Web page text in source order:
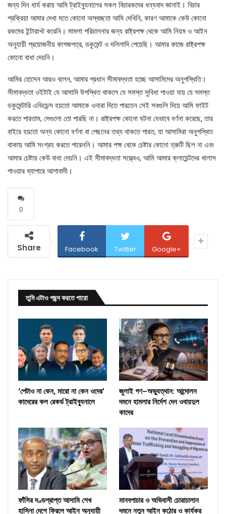
জন্য দিন ধার্য করায় আমি ট্রাইব্যুনালের সকল বিচারকদের ধন্যবাদ জানাই। বিচার
প্রক্রিয়া আমার দেখা মতে কোনো অস্বচ্ছতা আমি দেখিনি, কারণ আমাকে কেউ কোনো
রকমের ইন্টারাপ্ট করেনি। মামলা পরিচালনার জন্য রাষ্ট্রপক্ষ থেকে আমি নিয়ম ও আইন
অনুযায়ী প্রয়োজনীয় কাগজপত্র, ডকুমেন্ট ও দলিলাদি পেয়েছি। আমার কাজে রাষ্ট্রপক্ষ
কোনো বাধা দেয়নি।
আমির হোসেন আরও বলেন, আমার প্রধান সীমাবদ্ধতা হচ্ছে আসামিদের অনুপস্থিতি।
সীমাবদ্ধতা ওইটাই যে আসামি উপস্থিত থাকলে যে সমস্ত সুবিধা পাওয়া যায় যে সমস্ত
ডকুমেন্টারি এভিডেন্স হয়তো আমাকে ওনারা দিতে পারতেন সেই সবগুলি দিয়ে আমি ফাইট
করতে পারতাম, সেগুলো তো পারছি না। রাষ্ট্রপক্ষ কোনো ঘটনা যেভাবে বর্ণনা করেছে, তার
বাইরে হয়তো অন্য কোনো বর্ণনা বা পেছনের তথ্য থাকতে পারত, যা আসামিরা অনুপস্থিত
থাকায় আমি সংগ্রহ করতে পারেননি। আমার পক্ষ থেকে চেষ্টার কোনো ত্রুটি ছিল না এবং
আমার চেষ্টায় কেউ বাধা দেয়নি। এই সীমাবদ্ধতা সত্ত্বেও, আমি আমার ক্লায়েন্টদের খালাস
পাওয়ার ব্যাপারে আশাবাদী।
0
Share Facebook Twitter Google+
তুমি এটাও পছন্দ করতে পারো
‘পেটাও না কেন, মারো না কেন ওদের’
কাদেরের কল রেকর্ড ট্রাইব্যুনালে
জুলাই গণ–অভ্যুত্থান: আন্দোলন
দমনে হামলার নির্দেশ দেন ওবায়দুল
কাদের
ফাঁসির দণ্ডপ্রাপ্ত আসামি শেখ
হাসিনা দেশে ফিরলে আইন অনুযায়ী
মানবপাচার ও অভিবাসী চোরাচালান
দমনে নতুন আইন কঠোর ও কার্যকর